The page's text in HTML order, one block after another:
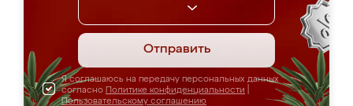
Отправить
Я соглашаюсь на передачу персональных данных
согласно Политике конфиденциальности
Пользовательскому соглашению